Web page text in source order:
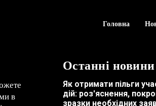
Головна
в
Останні новини
Як отримати пільги
дій: роз'яснення,
зразки необхідних